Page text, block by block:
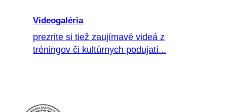
Videogaléria
prezrite si tiež zaujímavé videá z
tréningov či kultúrnych podujatí...